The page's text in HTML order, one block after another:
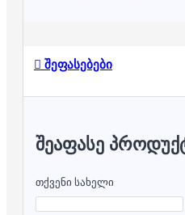
შეფასებები
ᲨᲔᲐᲤᲐᲡᲔ
თქვენი სახელი